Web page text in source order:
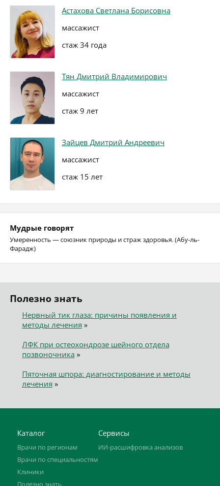
Астахова Светлана Борисовна
массажист
стаж 34 года
Тян Дмитрий Владимирович
массажист
стаж 9 лет
Зайцев Дмитрий Андреевич
массажист
стаж 15 лет
Мудрые говорят
Умеренность — союзник природы и страж здоровья. (Абу-ль-
Фарадж)
Полезно знать
Нервный тик глаза: причины появления и
методы лечения »
ЛФК при остеохондрозе шейного отдела
позвоночника»
Пяточная шпора: диагностирование и методы
лечения »
Каталог
Врачи по регионам
Врачи по специальностям
Клиники
Полезно знать
Сервисы
ИИ-расшифровка анализов